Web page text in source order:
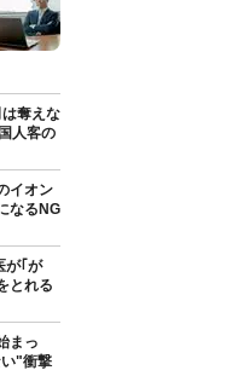
奪えな
人客の
イオン
なるNG
が｢が
とれる
まっ
"衝撃